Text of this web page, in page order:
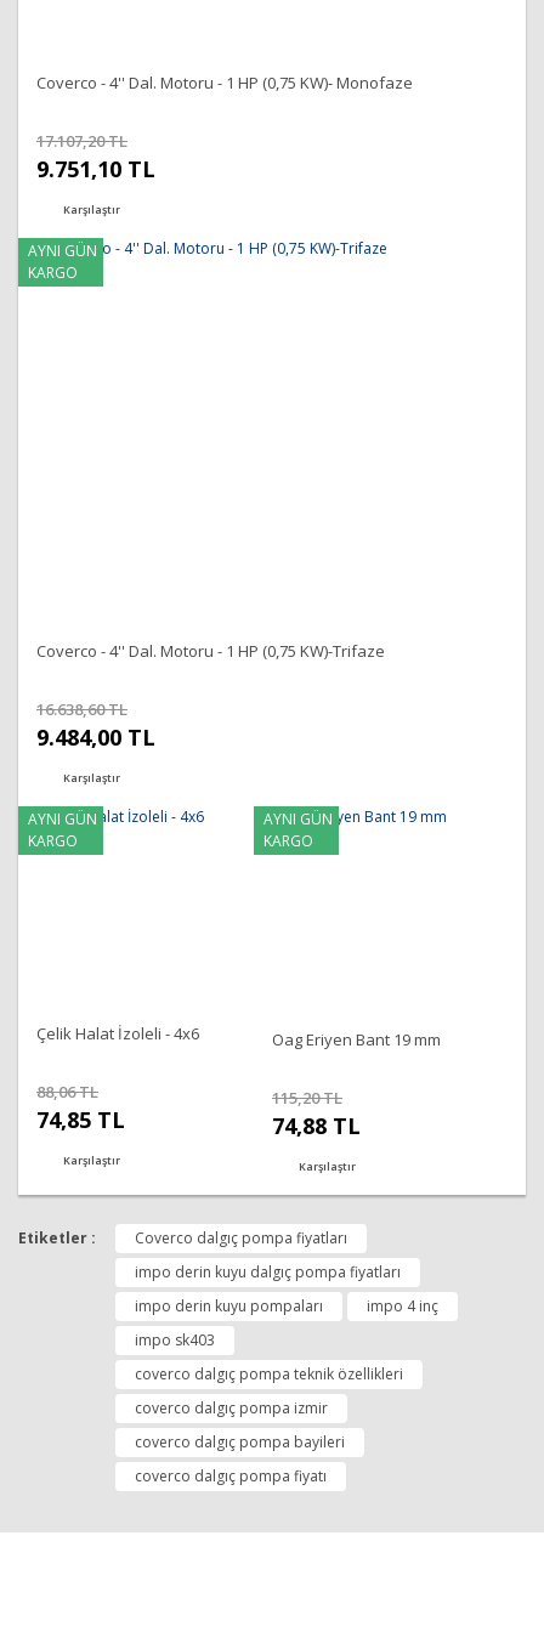
Coverco - 4'' Dal. Motoru - 1 HP (0,75 KW)- Monofaze
17.107,20 TL
9.751,10 TL
Karşılaştır
AYNI GÜN
KARGO
Coverco - 4'' Dal. Motoru - 1 HP (0,75 KW)-Trifaze
16.638,60 TL
9.484,00 TL
Karşılaştır
AYNI GÜN
KARGO
Çelik Halat İzoleli - 4x6
88,06 TL
74,85 TL
Karşılaştır
AYNI GÜN
KARGO
Oag Eriyen Bant 19 mm
115,20 TL
74,88 TL
Karşılaştır
Etiketler :
Coverco dalgıç pompa fiyatları
impo derin kuyu dalgıç pompa fiyatları
impo derin kuyu pompaları
impo 4 inç
impo sk403
coverco dalgıç pompa teknik özellikleri
coverco dalgıç pompa izmir
coverco dalgıç pompa bayileri
coverco dalgıç pompa fiyatı